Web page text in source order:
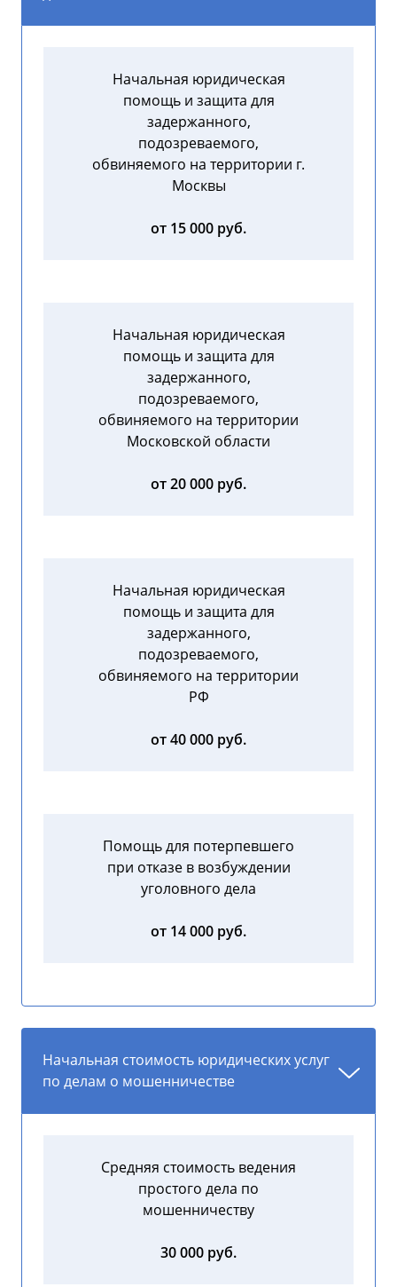
Начальная юридическая
помощь и защита для
задержанного,
подозреваемого,
обвиняемого на территории г.
Москвы
от 15 000 руб.
Начальная юридическая
помощь и защита для
задержанного,
подозреваемого,
обвиняемого на территории
Московской области
от 20 000 руб.
Начальная юридическая
помощь и защита для
задержанного,
подозреваемого,
обвиняемого на территории
РФ
от 40 000 руб.
Помощь для потерпевшего
при отказе в возбуждении
уголовного дела
от 14 000 руб.
Начальная стоимость юридических услуг
по делам о мошенничестве
Средняя стоимость ведения
простого дела по
мошенничеству
30 000 руб.